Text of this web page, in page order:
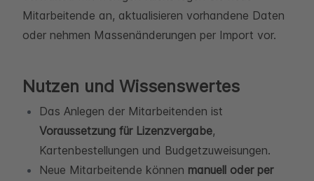
Mitarbeitende an, aktualisieren vorhandene Daten
oder nehmen Massenänderungen per Import vor.
Nutzen und Wissenswertes
Das Anlegen der Mitarbeitenden ist
Voraussetzung für Lizenzvergabe,
Kartenbestellungen und Budgetzuweisungen.
Neue Mitarbeitende können manuell oder per